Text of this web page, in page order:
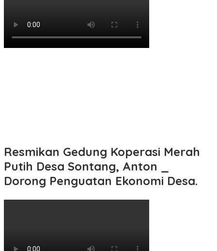
Resmikan Gedung Koperasi Merah
Putih Desa Sontang, Anton _
Dorong Penguatan Ekonomi Desa.